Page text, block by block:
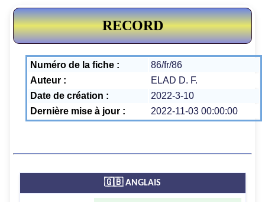
RECORD
Numéro de la fiche :
86/fr/86
Auteur :
ELAD D. F.
Date de création :
2022-3-10
Dernière mise à jour :
2022-11-03 00:00:00
🇬🇧 ANGLAIS